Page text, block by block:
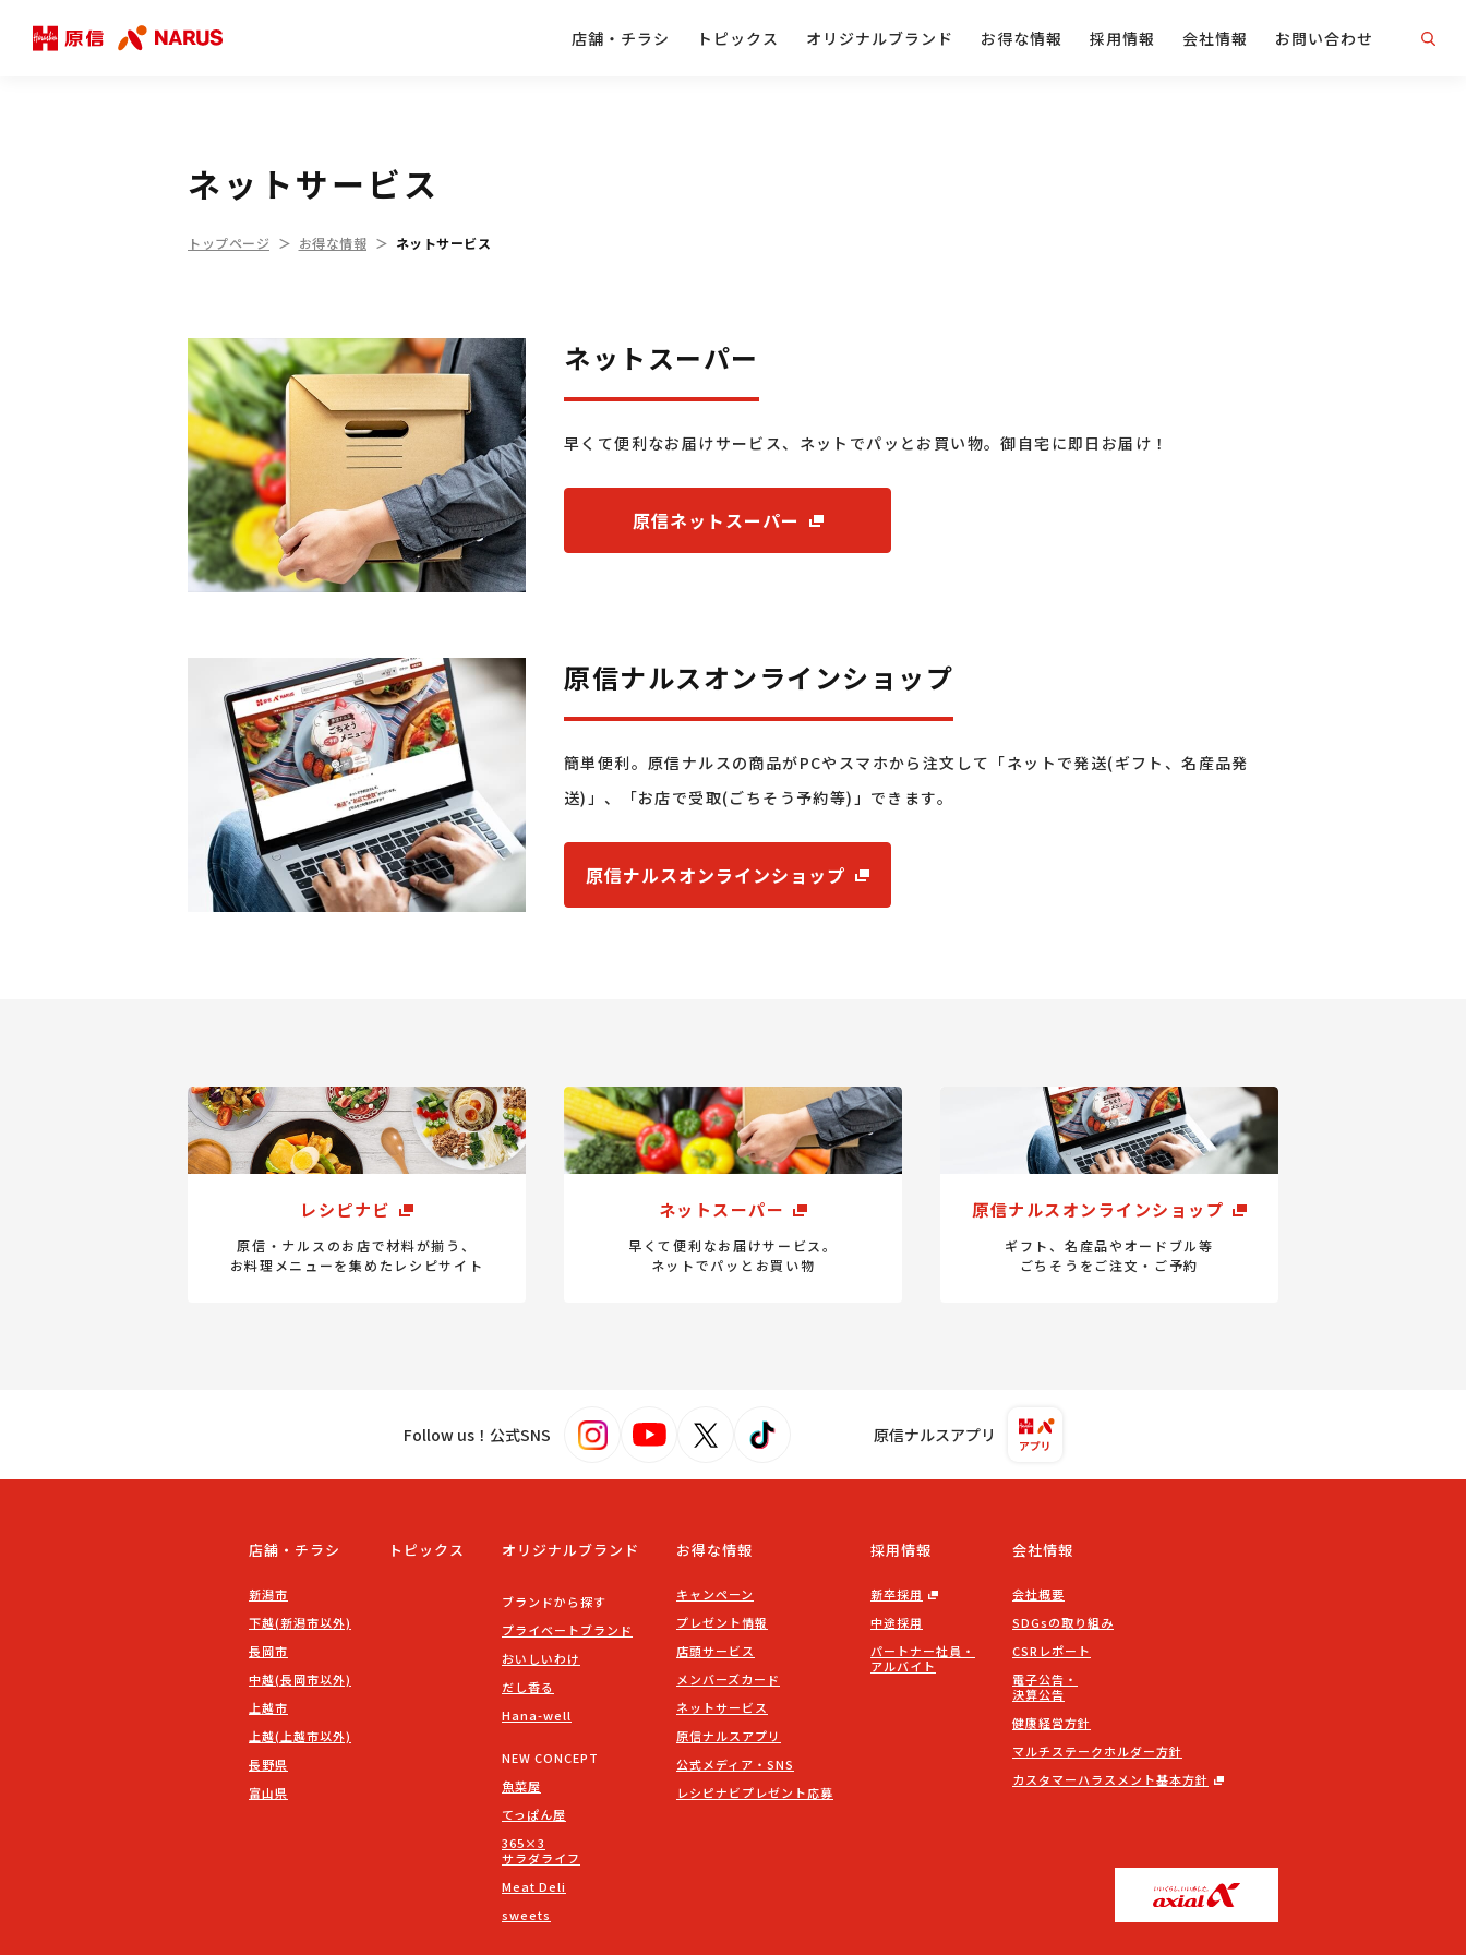
店舗・チラシ トピックス オリジナルブランド お得な情報 採用情報 会社情報 お問い合わせ
ネットサービス
トップページ お得な情報 ネットサービス
ネットスーパー
早くて便利なお届けサービス、ネットでパッとお買い物。御自宅に即日お届け！
原信ネットスーパー
原信ナルスオンラインショップ
簡単便利。原信ナルスの商品がPCやスマホから注文して「ネットで発送(ギフト、名産品発
送)」、「お店で受取(ごちそう予約等)」できます。
原信ナルスオンラインショップ
レシピナビ
原信・ナルスのお店で材料が揃う、
お料理メニューを集めたレシピサイト
ネットスーパー
早くて便利なお届けサービス。
ネットでパッとお買い物
原信ナルスオンラインショップ
ギフト、名産品やオードブル等
ごちそうをご注文・ご予約
Follow us！公式SNS 原信ナルスアプリ
店舗・チラシ
新潟市
下越(新潟市以外)
長岡市
中越(長岡市以外)
上越市
上越(上越市以外)
長野県
富山県
トピックス オリジナルブランド
ブランドから探す
プライベートブランド
おいしいわけ
だし香る
Hana-well
NEW CONCEPT
魚菜屋
てっぱん屋
365×3
サラダライフ
Meat Deli
sweets
お得な情報
キャンペーン
プレゼント情報
店頭サービス
メンバーズカード
ネットサービス
原信ナルスアプリ
公式メディア・SNS
レシピナビプレゼント応募
採用情報
新卒採用
中途採用
パートナー社員・
アルバイト
会社情報
会社概要
SDGsの取り組み
CSRレポート
電子公告・
決算公告
健康経営方針
マルチステークホルダー方針
カスタマーハラスメント基本方針